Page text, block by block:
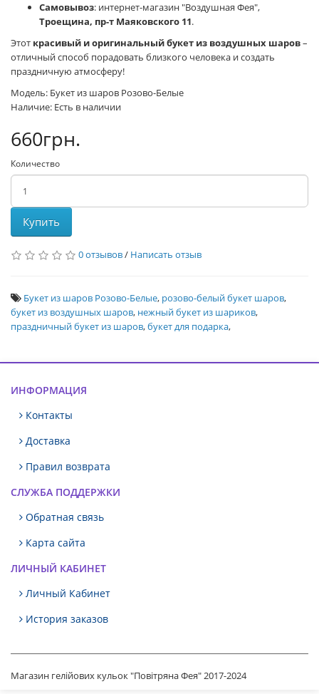
Самовывоз: интернет-магазин "Воздушная Фея",
Троещина, пр-т Маяковского 11.
Этот красивый и оригинальный букет из воздушных шаров–
отличный способ порадовать близкого человека и создать
праздничную атмосферу!
Модель: Букет из шаров Розово-Белые
Наличие: Есть в наличии
660грн.
Количество
Купить
0 отзывов/ Написать отзыв
Букет из шаров Розово-Белые, розово-белый букет шаров,
букет из воздушных шаров, нежный букет из шариков,
праздничный букет из шаров,букет для подарка,
ИНФОРМАЦИЯ
Контакты
Доставка
Правил возврата
СЛУЖБА ПОДДЕРЖКИ
Обратная связь
Карта сайта
ЛИЧНЫЙ КАБИНЕТ
Личный Кабинет
История заказов
Магазин гелійових кульок "Повітряна Фея" 2017-2024